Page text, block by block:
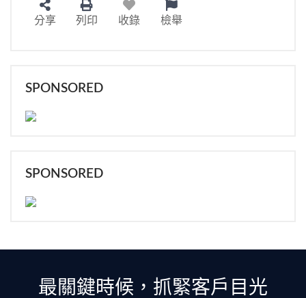
分享 列印 收錄 檢舉
SPONSORED
SPONSORED
最關鍵時候，抓緊客戶目光